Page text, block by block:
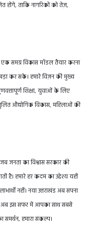
होंगे, ताकि नागरिकों को तेज़,
समग्र विकास मॉडल तैयार करना
कर सके। हमारे विज़न की मुख्य
शिक्षा, युवाओं के लिए
औद्योगिक विकास, महिलाओं की
जनता का विश्वास सरकार की
है। हमारे हर कदम का उद्देश्य यही
नहीं। नया उत्तराखंड अब सपना
अब इस सफर में आपका साथ सबसे
समर्थन, हमारा संकल्प।